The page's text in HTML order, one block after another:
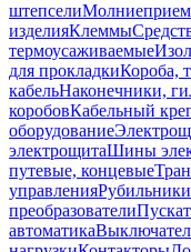
штепсели
изделияКлеммы
термоусаживаемые
для прокладкиКороба,
кабельНаконечники,
коробовКабельный
оборудование
электрощитаШины
путевые, концевые
управленияРубильники
преобразователи
автоматика